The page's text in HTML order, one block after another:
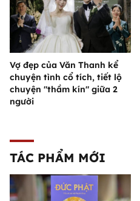
Vợ đẹp của Văn Thanh kể
chuyện tình cổ tích, tiết lộ
chuyện "thầm kín" giữa 2
người
TÁC PHẨM MỚI